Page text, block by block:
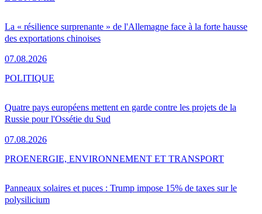
La « résilience surprenante » de l'Allemagne face à la forte hausse
des exportations chinoises
07.08.2026
Quatre pays européens mettent en garde contre les projets de la
Russie pour l'Ossétie du Sud
07.08.2026
POLITIQUE
Panneaux solaires et puces : Trump impose 15% de taxes sur le
polysilicium
PROENERGIE, ENVIRONNEMENT ET TRANSPORT